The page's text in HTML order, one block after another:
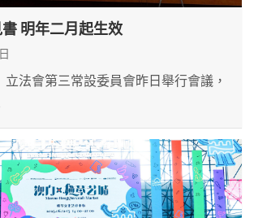
明年二月起生效
會第三常設委員會昨日舉行會議，